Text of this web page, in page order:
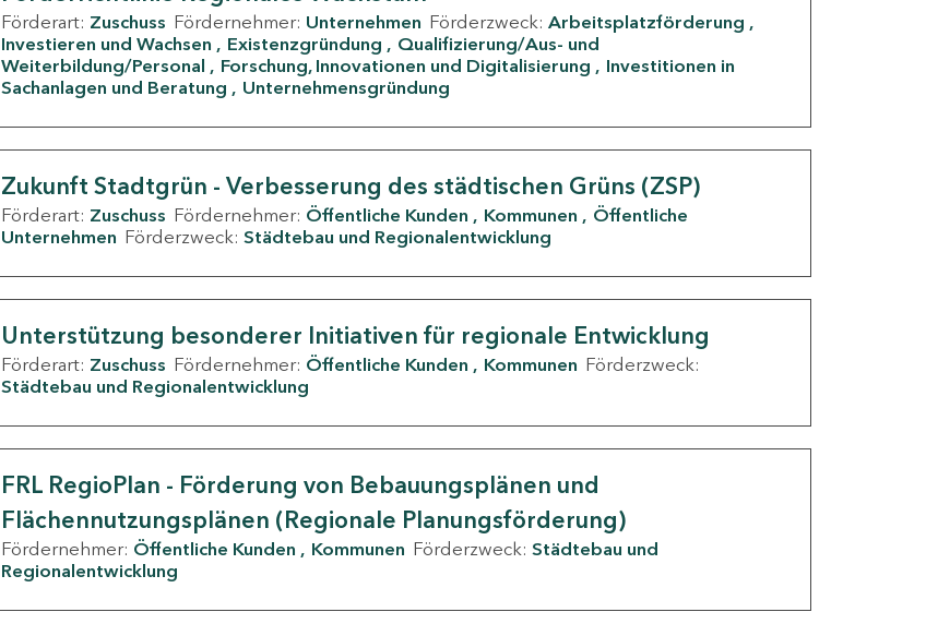
Förderart: Zuschuss Fördernehmer: Unternehmen Förderzweck: Arbeitsplatzförderung
Investieren und Wachsen
Existenzgründung
Qualifizierung/Aus- und
Weiterbildung/Personal
Forschung, Innovationen und Digitalisierung
Investitionen in
Sachanlagen und Beratung
Unternehmensgründung
Zukunft Stadtgrün - Verbesserung des städtischen Grüns (ZSP)
Förderart: Zuschuss Fördernehmer: Öffentliche Kunden Kommunen
Öffentliche
Unternehmen Förderzweck: Städtebau und Regionalentwicklung
Unterstützung besonderer Initiativen für regionale Entwicklung
Förderart: Zuschuss Fördernehmer: Öffentliche Kunden Kommunen Förderzweck:
Städtebau und Regionalentwicklung
FRL RegioPlan - Förderung von Bebauungsplänen und
Flächennutzungsplänen (Regionale Planungsförderung)
Fördernehmer: Öffentliche Kunden Kommunen Förderzweck: Städtebau und
Regionalentwicklung